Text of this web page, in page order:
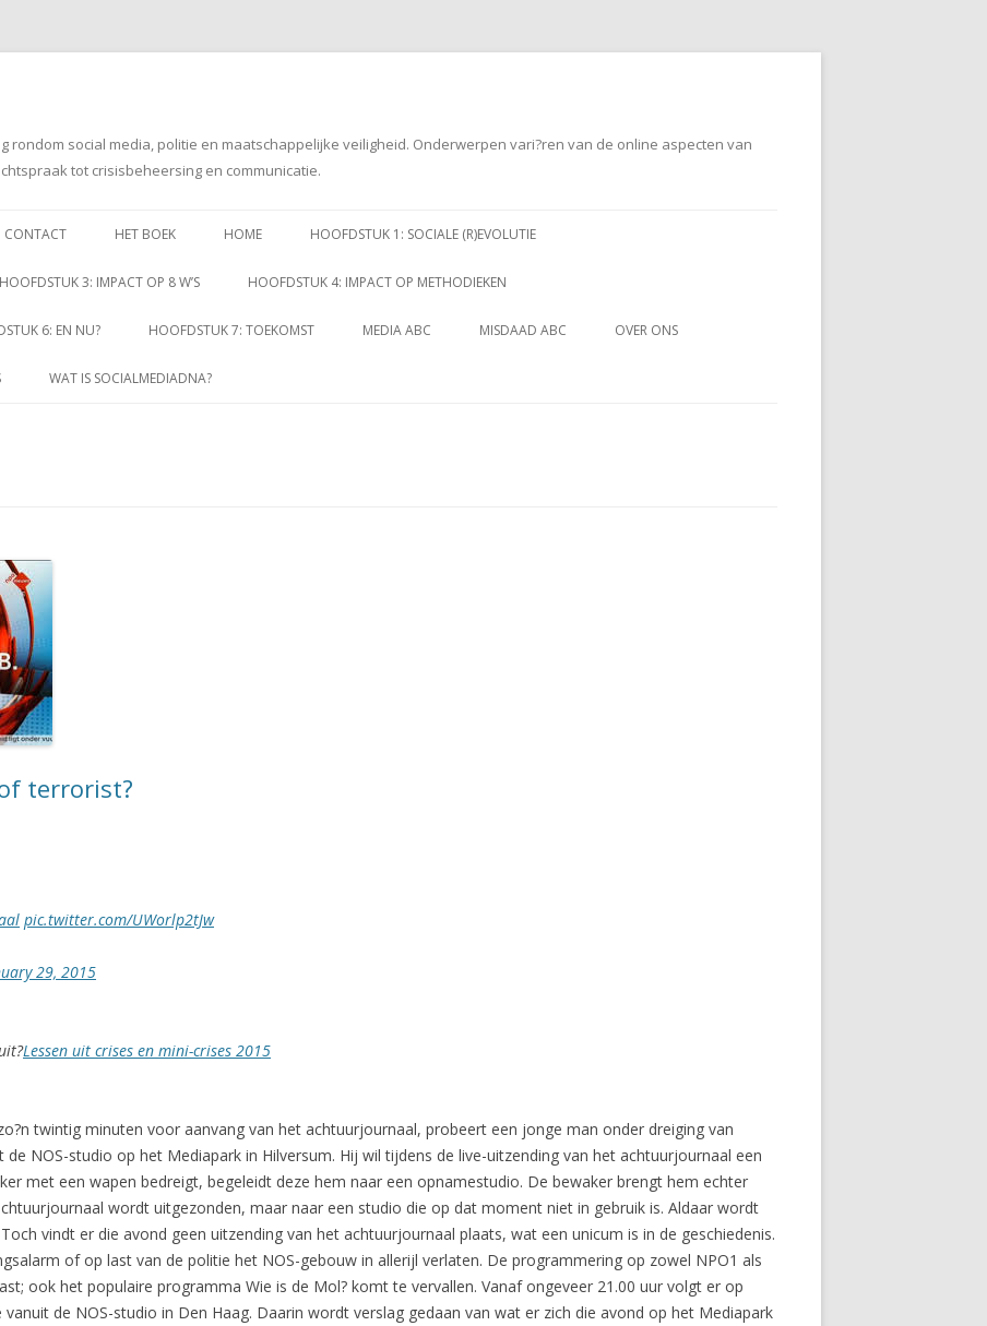
rondom social media, politie en maatschappelijke veiligheid. Onderwerpen vari?ren van de online aspecten van
tot crisisbeheersing en communicatie.
naar
CONTACT HET BOEK HOME HOOFDSTUK 1: SOCIALE (R)EVOLUTIE
HOOFDSTUK 3: IMPACT OP 8 W’S HOOFDSTUK 4: IMPACT OP METHODIEKEN
6: EN NU? HOOFDSTUK 7: TOEKOMST MEDIA ABC MISDAAD ABC OVER ONS
WAT IS SOCIALMEDIADNA?
terrorist?
pic.twitter.com/UWorlp2tJw
29, 2015
Lessen uit crises en mini-crises 2015
twintig minuten voor aanvang van het achtuurjournaal, probeert een jonge man onder dreiging van
NOS-studio op het Mediapark in Hilversum. Hij wil tijdens de live-uitzending van het achtuurjournaal een
met een wapen bedreigt, begeleidt deze hem naar een opnamestudio. De bewaker brengt hem echter
wordt uitgezonden, maar naar een studio die op dat moment niet in gebruik is. Aldaar wordt
vindt er die avond geen uitzending van het achtuurjournaal plaats, wat een unicum is in de geschiedenis.
of op last van de politie het NOS-gebouw in allerijl verlaten. De programmering op zowel NPO1 als
ook het populaire programma Wie is de Mol? komt te vervallen. Vanaf ongeveer 21.00 uur volgt er op
de NOS-studio in Den Haag. Daarin wordt verslag gedaan van wat er zich die avond op het Mediapark